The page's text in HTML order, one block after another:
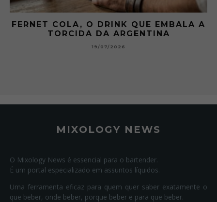
GIBSON: O PICLES QUE MUDOU A
HISTÓRIA DOS MARTINI
15/07/2026
MIXOLOGY NEWS
O Mixology News é essencial para o bartender.
É um portal especializado em assuntos líquidos.
Uma ferramenta eficaz para quem quer saber exatamente o
que beber, onde beber, porque beber e para que beber.